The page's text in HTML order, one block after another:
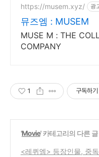
https://musem.xyz/ 광
뮤즈엠 : MUSEM
MUSE M : THE
COMPANY
1 구독하기
'Movie' 카테고리의 다른 글
<레퀴엠> 등장인물, 중